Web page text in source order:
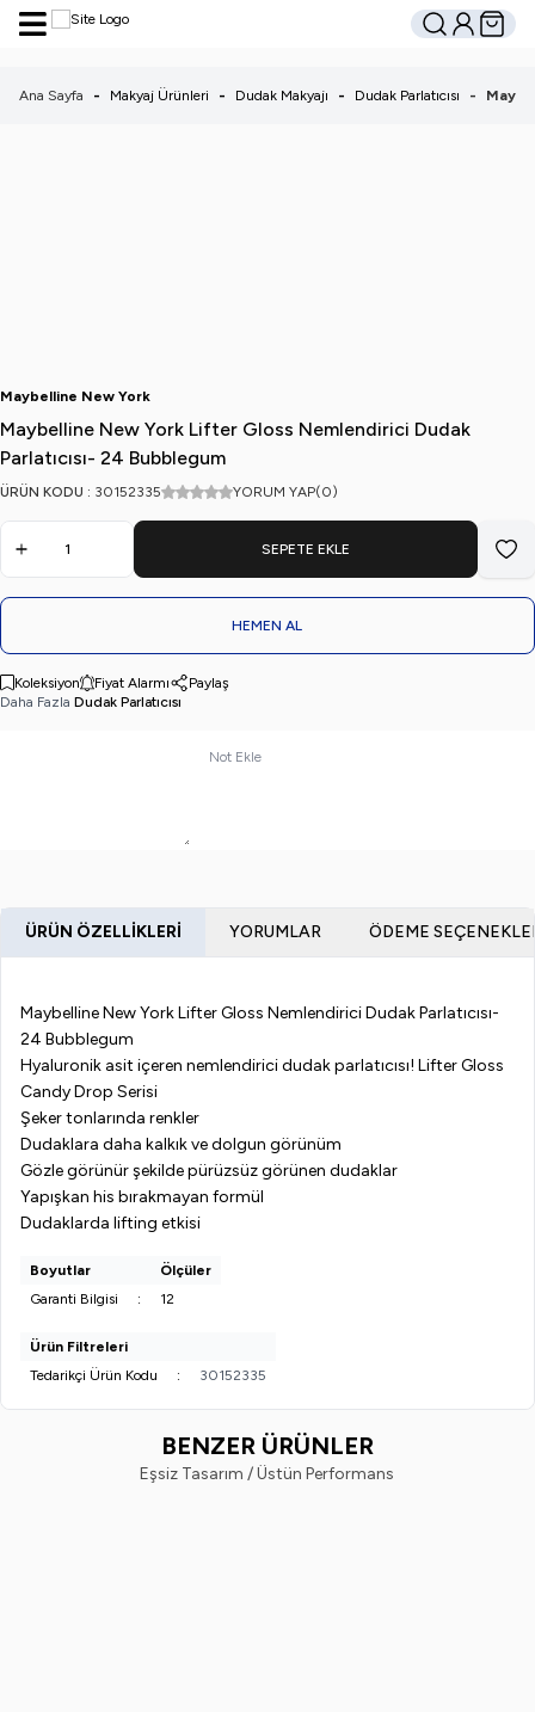
Hesabım
Sepetim
Ana Sayfa - Makyaj Ürünleri - Dudak Makyajı - Dudak Parlatıcısı -
Maybelline New York
Maybelline New York Lifter Gloss Nemlendirici Dudak
Parlatıcısı- 24 Bubblegum
ÜRÜN KODU : 30152335 YORUM YAP(0)
SEPETE EKLE
HEMEN AL
Koleksiyon Fiyat Alarmı
Paylaş
Daha Fazla Dudak Parlatıcısı
Not Ekle
ÜRÜN ÖZELLIKLERI YORUMLAR ÖDEME
Maybelline New York Lifter Gloss Nemlendirici Dudak Parlatıcısı-
24 Bubblegum
Hyaluronik asit içeren nemlendirici dudak parlatıcısı! Lifter Gloss
Candy Drop Serisi
Şeker tonlarında renkler
Dudaklara daha kalkık ve dolgun görünüm
Gözle görünür şekilde pürüzsüz görünen dudaklar
Yapışkan his bırakmayan formül
Dudaklarda lifting etkisi
Boyutlar
Ölçüler
Garanti Bilgisi
: 12
Ürün Filtreleri
Tedarikçi Ürün Kodu
: 30152335
BENZER ÜRÜNLER
Eşsiz Tasarım / Üstün Performans